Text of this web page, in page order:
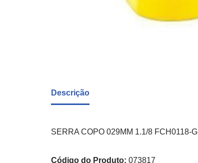
Descrição
SERRA COPO 029MM 1.1/8 FCH0118-G
Código do Produto: 073817